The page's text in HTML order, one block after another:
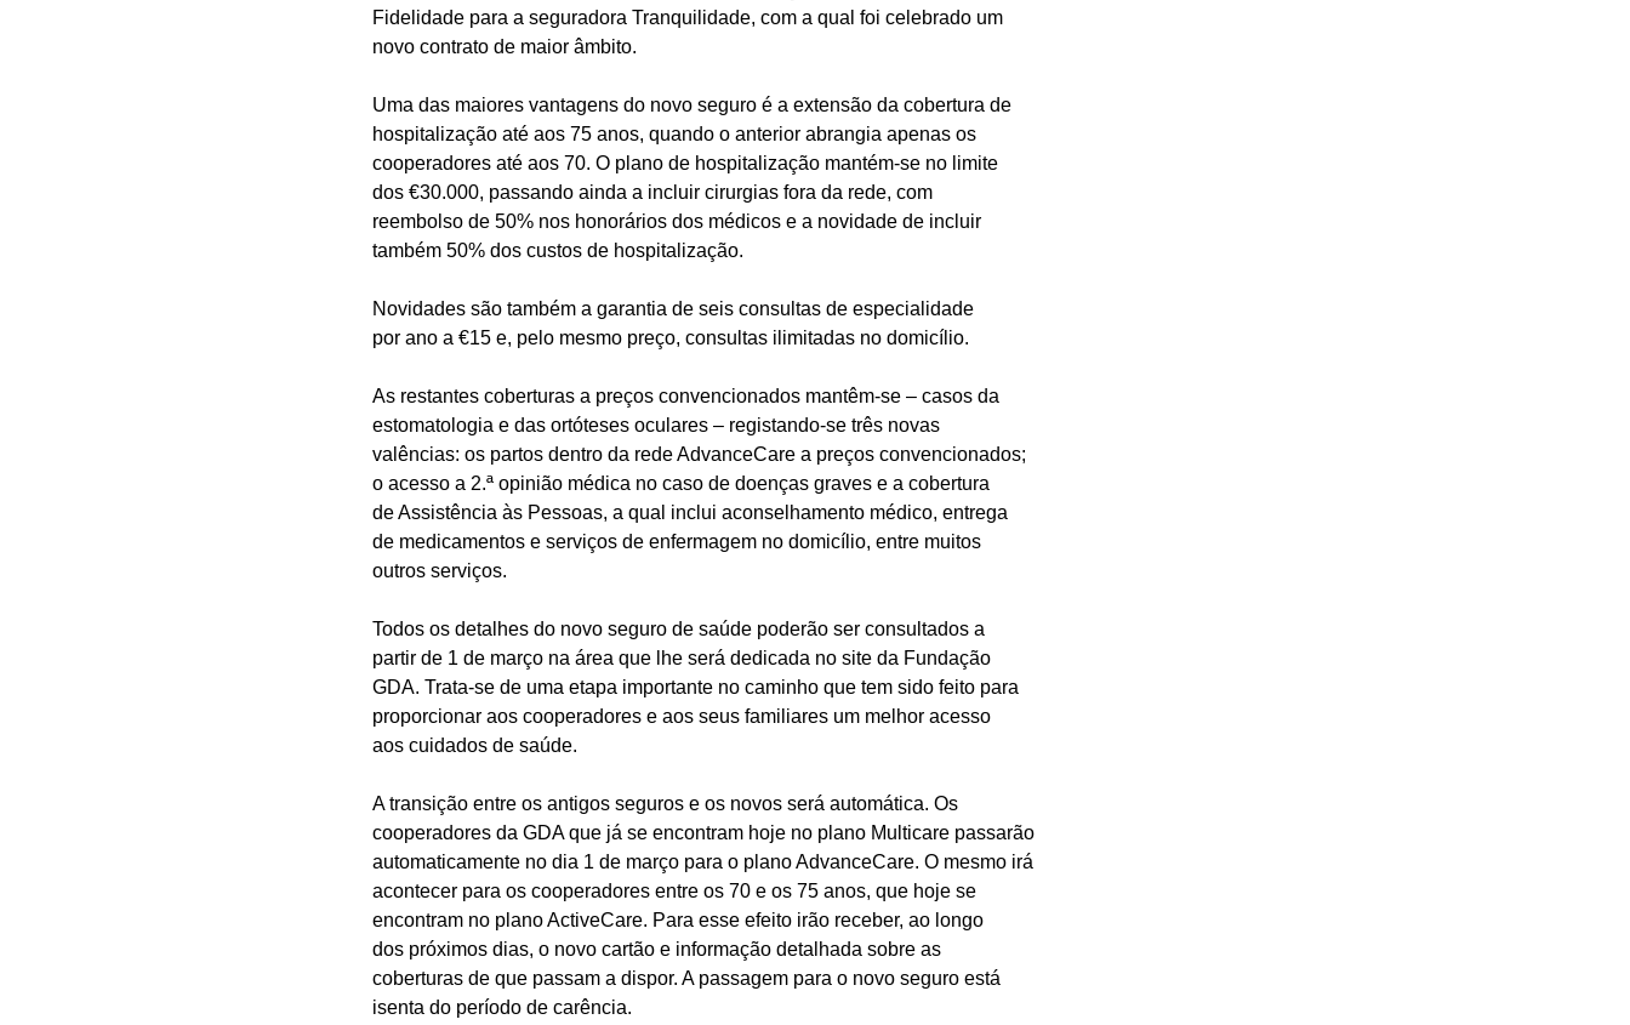
Fidelidade para a seguradora Tranquilidade, com a qual foi celebrado um
novo contrato de maior âmbito.
Uma das maiores vantagens do novo seguro é a extensão da cobertura de
hospitalização até aos 75 anos, quando o anterior abrangia apenas os
cooperadores até aos 70. O plano de hospitalização mantém-se no limite
dos €30.000, passando ainda a incluir cirurgias fora da rede, com
reembolso de 50% nos honorários dos médicos e a novidade de incluir
também 50% dos custos de hospitalização.
Novidades são também a garantia de seis consultas de especialidade
por ano a €15 e, pelo mesmo preço, consultas ilimitadas no domicílio.
As restantes coberturas a preços convencionados mantêm-se – casos da
estomatologia e das ortóteses oculares – registando-se três novas
valências: os partos dentro da rede AdvanceCare a preços convencionados;
o acesso a 2.ª opinião médica no caso de doenças graves e a cobertura
de Assistência às Pessoas, a qual inclui aconselhamento médico, entrega
de medicamentos e serviços de enfermagem no domicílio, entre muitos
outros serviços.
Todos os detalhes do novo seguro de saúde poderão ser consultados a
partir de 1 de março na área que lhe será dedicada no site da Fundação
GDA. Trata-se de uma etapa importante no caminho que tem sido feito para
proporcionar aos cooperadores e aos seus familiares um melhor acesso
aos cuidados de saúde.
A transição entre os antigos seguros e os novos será automática. Os
cooperadores da GDA que já se encontram hoje no plano Multicare passarão
automaticamente no dia 1 de março para o plano AdvanceCare. O mesmo irá
acontecer para os cooperadores entre os 70 e os 75 anos, que hoje se
encontram no plano ActiveCare. Para esse efeito irão receber, ao longo
dos próximos dias, o novo cartão e informação detalhada sobre as
coberturas de que passam a dispor. A passagem para o novo seguro está
isenta do período de carência.